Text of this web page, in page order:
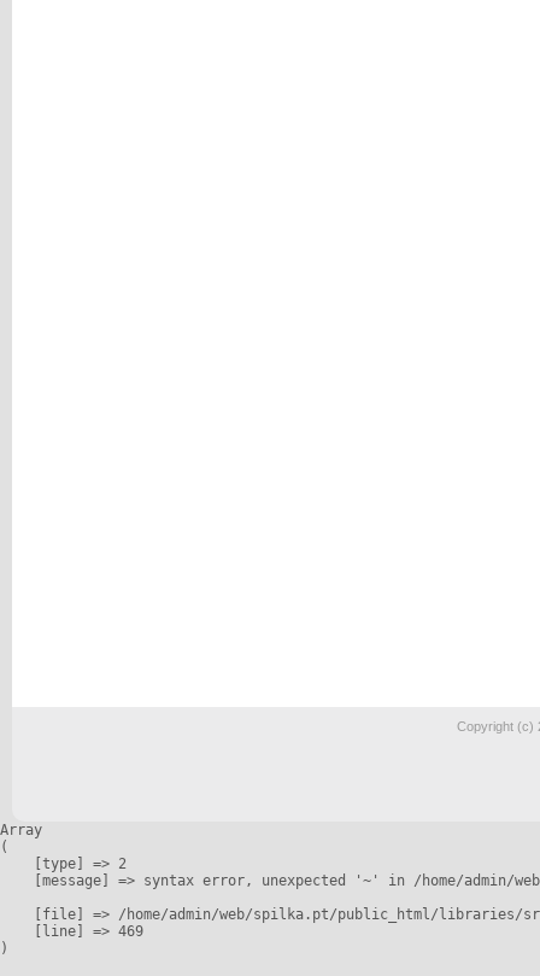
Copyright (c)
Array
(
    [type] => 2
[message] => syntax error, unexpected '~' in /home/admin/
[file] => /home/admin/web/spilka.pt/public_html/libraries/
    [line] => 469